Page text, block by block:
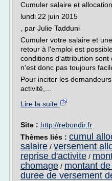
Cumuler salaire et
lundi 22 juin 2015
, par Julie Tadduni
Cumuler votre salaire et
retour à l'emploi est
conditions d'attribution sont
n'est donc pas toujours
Pour inciter les
activité,...
Lire la suite
Site : http://rebondir.fr
Thèmes liés : cumul
salaire / versement
reprise d'activite /
chomage / montant
duree de versement